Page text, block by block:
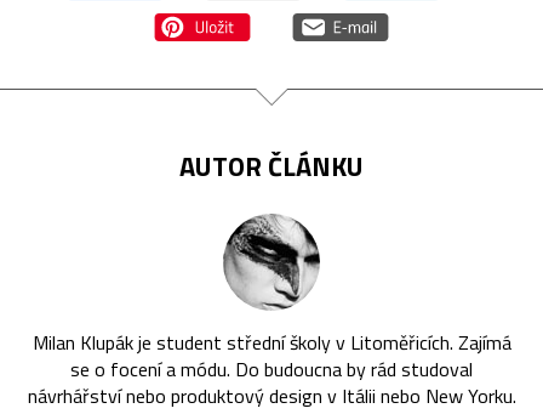
AUTOR ČLÁNKU
Milan Klupák je student střední školy v Litoměřicích. Zajímá
se o focení a módu. Do budoucna by rád studoval
návrhářství nebo produktový design v Itálii nebo New Yorku.